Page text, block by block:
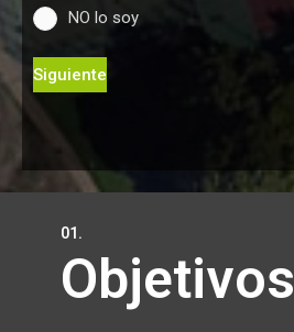
NO lo soy
01.
Objetivos